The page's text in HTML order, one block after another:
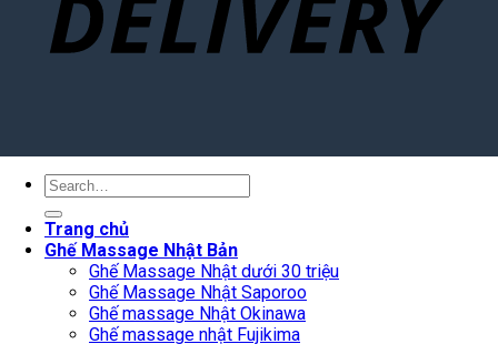
Search
Trang chủ
Ghế Massage Nhật Bản
Ghế Massage Nhật dưới 30 triệu
Ghế Massage Nhật Saporoo
Ghế massage Nhật Okinawa
Ghế massage nhật Fujikima